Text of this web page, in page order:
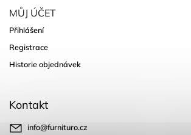
MŮJ ÚČET
Přihlášení
Registrace
Historie objednávek
Kontakt
info@furnituro.cz